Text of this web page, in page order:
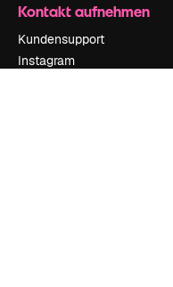
Kontakt aufnehmen
Kundensupport
Instagram